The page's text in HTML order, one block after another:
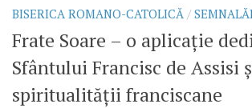
BISERICA ROMANO-CATOLICĂ /
Frate Soare – o aplicație
Sfântului Francisc de Assisi
spiritualității franciscane